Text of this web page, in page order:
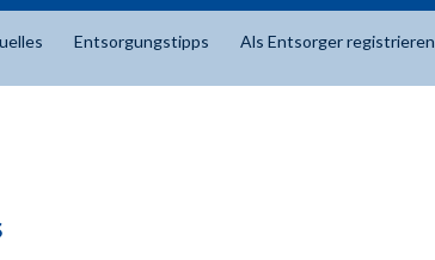
Entsorgungstipps Als Entsorger registrieren